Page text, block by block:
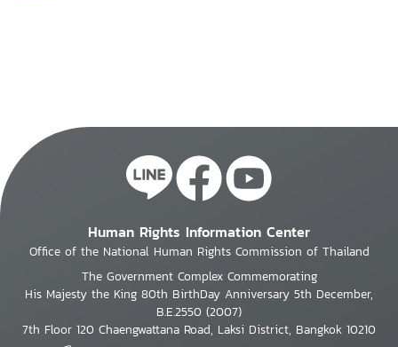
Human Rights Information Center
Office of the National Human Rights Commission of Thailand
The Government Complex Commemorating
His Majesty the King 80th BirthDay Anniversary 5th December,
B.E.2550 (2007)
7th Floor 120 Chaengwattana Road, Laksi District, Bangkok 10210